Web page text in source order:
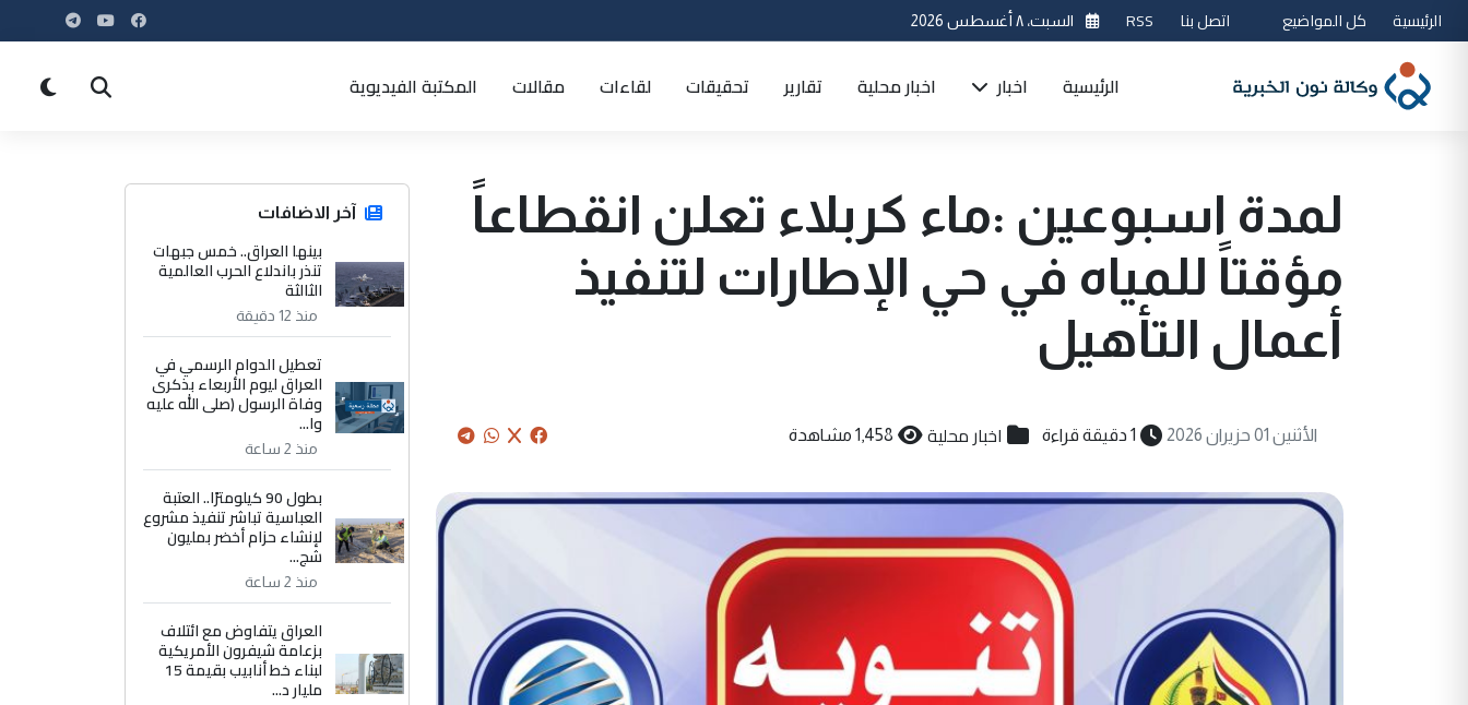
الرئيسية كل المواضيع اتصل بنا RSS السبت، ٨ أغسطس 2026
الرئيسية اخبار اخبار محلية تقارير تحقيقات لقاءات مقالات المكتبة الفيديوية
لمدة اسبوعين :ماء كربلاء تعلن انقطاعاً
مؤقتاً للمياه في حي الإطارات لتنفيذ
أعمال التأهيل
الأثنين 01 حزيران 2026 1 دقيقة قراءة اخبار محلية 1,458 مشاهدة
آخر الاضافات
بينها العراق.. خمس جبهات
تنذر باندلاع الحرب العالمية
الثالثة
منذ 12 دقيقة
تعطيل الدوام الرسمي في
العراق ليوم الأربعاء بذكرى
وفاة الرسول (صلى الله عليه
وا...
منذ 2 ساعة
بطول 90 كيلومترًا.. العتبة
العباسية تباشر تنفيذ مشروع
لإنشاء حزام أخضر بمليون
شج...
منذ 2 ساعة
العراق يتفاوض مع ائتلاف
بزعامة شيفرون الأمريكية
لبناء خط أنابيب بقيمة 15
مليار د...